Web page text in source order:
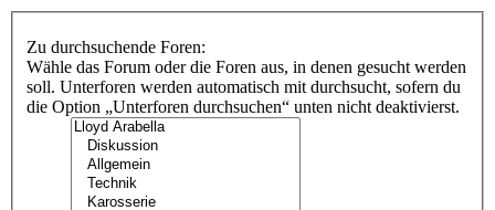
Zu durchsuchende Foren:
Wähle das Forum oder die Foren aus, in denen gesucht werden
soll. Unterforen werden automatisch mit durchsucht, sofern du
die Option „Unterforen durchsuchen“ unten nicht deaktivierst.